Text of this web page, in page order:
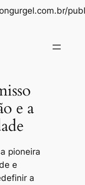
e a
pioneira
e
a